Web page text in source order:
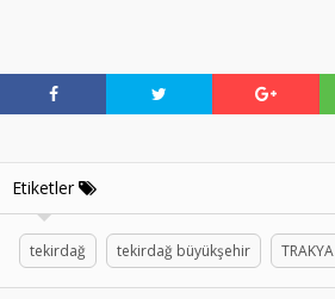
Etiketler
tekirdağ tekirdağ büyükşehir TRAKYA